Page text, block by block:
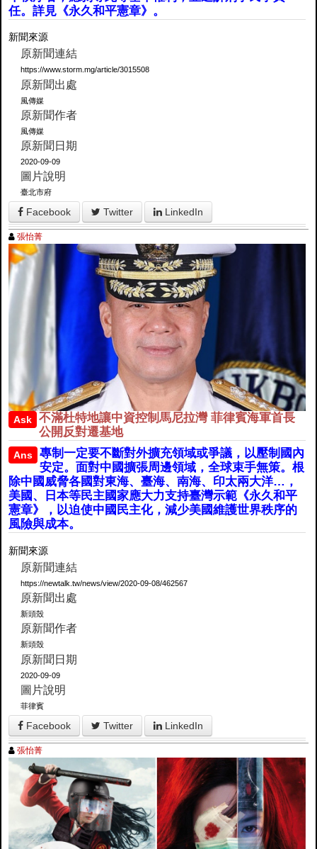
任。詳見《永久和平憲章》。
新聞來源
原新聞連結
https://www.storm.mg/article/3015508
原新聞出處
風傳媒
原新聞作者
風傳媒
原新聞日期
2020-09-09
圖片說明
臺北市府
Facebook Twitter LinkedIn
張怡菁
Ask
不滿杜特地讓中資控制馬尼拉灣 菲律賓海軍首長
公開反對遷基地
Ans
專制一定要不斷對外擴充領域或爭議，以壓制國內
安定。面對中國擴張周邊領域，全球束手無策。根
除中國威脅各國對東海、臺海、南海、印太兩大洋…，
美國、日本等民主國家應大力支持臺灣示範《永久和平
憲章》，以迫使中國民主化，減少美國維護世界秩序的
風險與成本。
新聞來源
原新聞連結
https://newtalk.tw/news/view/2020-09-08/462567
原新聞出處
新頭殼
原新聞作者
新頭殼
原新聞日期
2020-09-09
圖片說明
菲律賓
Facebook Twitter LinkedIn
張怡菁